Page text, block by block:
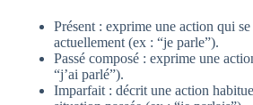
Présent : exprime une action qui
actuellement (ex : “je parle”).
Passé composé : exprime une
“j’ai parlé”).
Imparfait : décrit une action